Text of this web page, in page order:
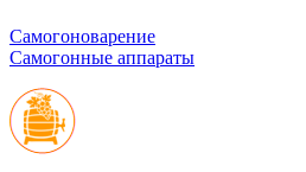
Cамогоноварение
Самогонные аппараты